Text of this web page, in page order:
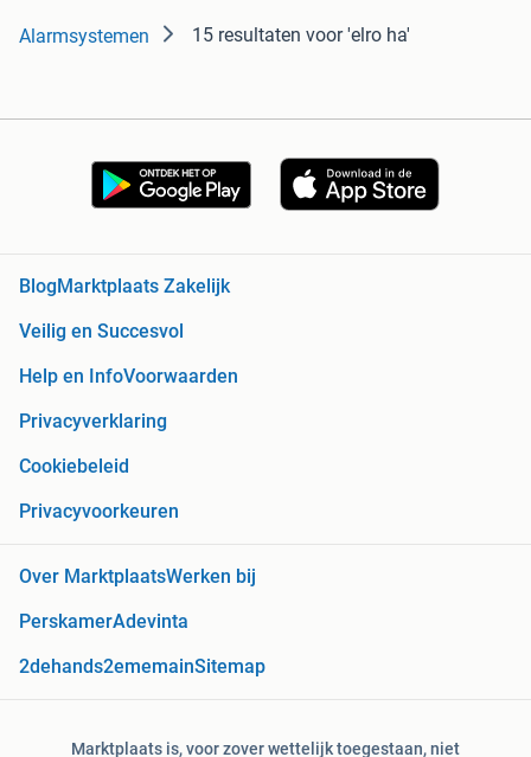
Alarmsystemen 15 resultaten voor 'elro ha'
Blog Marktplaats Zakelijk
Veilig en Succesvol
Help en InfoVoorwaarden
Privacyverklaring
Cookiebeleid
Privacyvoorkeuren
Over MarktplaatsWerken bij
PerskamerAdevinta
2dehands2ememainSitemap
Marktplaats is, voor zover wettelijk toegestaan, niet